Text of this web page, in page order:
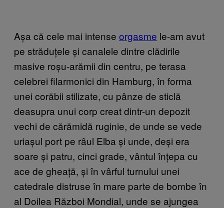
Așa că cele mai intense orgasme le-am avut
pe străduțele și canalele dintre clădirile
masive roșu-arămii din centru, pe terasa
celebrei filarmonici din Hamburg, în forma
unei corăbii stilizate, cu pânze de sticlă
deasupra unui corp creat dintr-un depozit
vechi de cărămidă ruginie, de unde se vede
uriașul port pe râul Elba și unde, deși era
soare și patru, cinci grade, vântul înțepa cu
ace de gheață, și în vârful turnului unei
catedrale distruse în mare parte de bombe în
al Doilea Război Mondial, unde se ajungea